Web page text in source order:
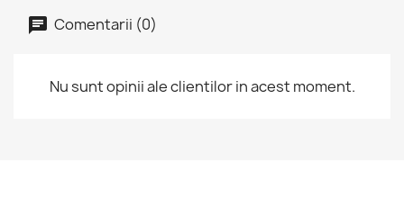
Comentarii (0)
Nu sunt opinii ale clientilor in acest moment.